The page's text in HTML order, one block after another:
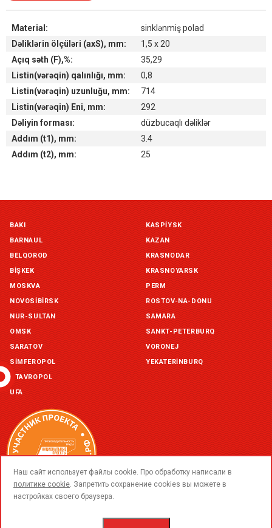
Material:
sinklənmiş polad
Dəliklərin ölçüləri (axS), mm:
1,5 x 20
Açıq səth (F),%:
35,29
Listin(vərəqin) qalınlığı, mm:
0,8
Listin(vərəqin) uzunluğu, mm:
714
Listin(vərəqin) Eni, mm:
292
Dəliyin forması:
düzbucaqlı dəliklər
Addım (t1), mm:
3.4
Addım (t2), mm:
25
Симферополь склад (г. Симферополь, ул. Монтажная, 33а)
in stock:not in stock
Склад ГП и товаров (г. Воронеж, ул. Красный Октябрь, 1а, )
in stock:not in stock
Склад Екатеринбург (г. Екатеринбург, ул. Бисертская, д.1)
in stock:not in stock
Склад Казань (г. Казань, ул. Родины, д. 2)
in stock:not in stock
Склад Уфа (г. Уфа, ул. Центральная, д. 19Б )
in stock:not in stock
BAKI
BARNAUL
BELQOROD
BIŞKEK
KASPIYSK
KAZAN
KRASNODAR
KRASNOYARSK
MOSKVA
NOVOSIBIRSK
NUR-SULTAN
OMSK
PERM
ROSTOV-NA-DONU
SAMARA
SANKT-PETERBURQ
SARATOV
SIMFEROPOL
STAVROPOL
UFA
VORONEJ
YEKATERINBURQ
© 2015-2020 «PerfoGrad» MMC.
call
Наш сайт использует файлы cookie. Про обработку написали в
политике cookie. Запретить сохранение cookies вы можете в
настройках своего браузера.